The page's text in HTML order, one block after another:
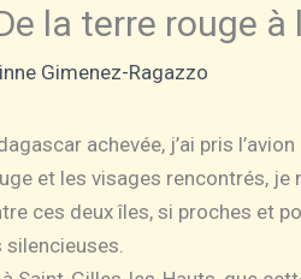
la terre rouge à
Gimenez-Ragazzo
achevée, j’ai pris
et les visages rencontrés,
ces deux îles, si proches